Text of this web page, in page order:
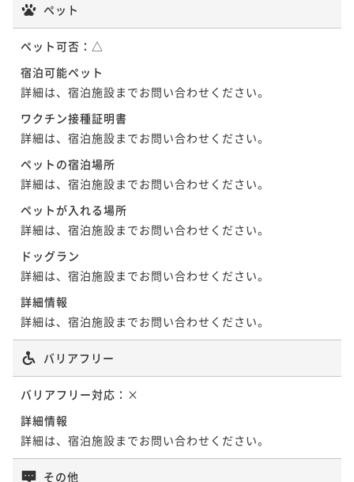
ペット
ペット可否： △
宿泊可能ペット
詳細は、宿泊施設までお問い合わせください。
ワクチン接種証明書
詳細は、宿泊施設までお問い合わせください。
ペットの宿泊場所
詳細は、宿泊施設までお問い合わせください。
ペットが入れる場所
詳細は、宿泊施設までお問い合わせください。
ドッグラン
詳細は、宿泊施設までお問い合わせください。
詳細情報
詳細は、宿泊施設までお問い合わせください。
バリアフリー
バリアフリー対応： ×
詳細情報
詳細は、宿泊施設までお問い合わせください。
その他